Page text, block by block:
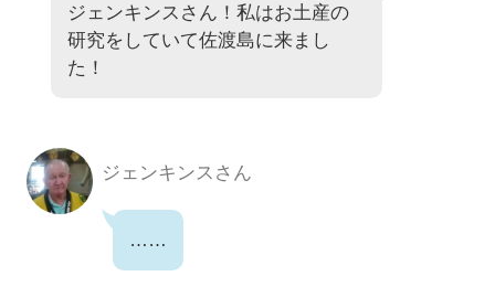
ジェンキンスさん！私はお土産の
研究をしていて佐渡島に来まし
た！
ジェンキンスさん
……